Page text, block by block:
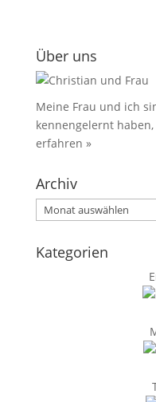
Über uns
Meine Frau und ich
kennengelernt
erfahren »
Archiv
Archiv
Kategorien